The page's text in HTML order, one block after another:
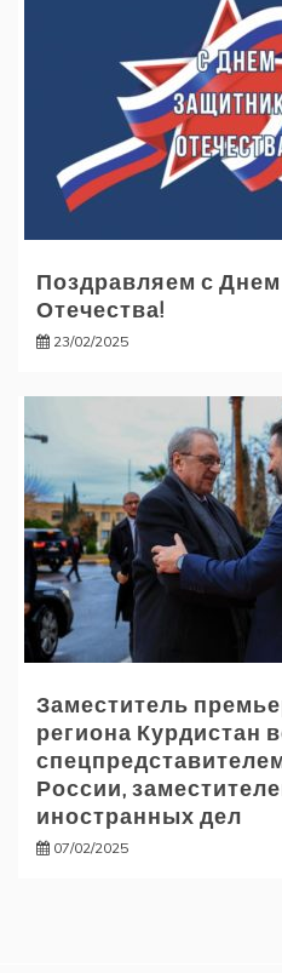
Поздравляем с
Отечества!
23/02/2025
Заместитель
региона Курдистан
России,
иностранных дел
07/02/2025